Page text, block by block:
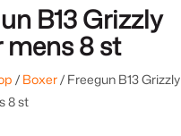
B13 Grizzly
mens 8 st
/ Boxer/ Freegun B13 Grizzly
8 st